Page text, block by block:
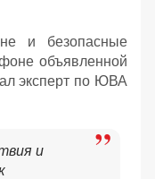
и безопасные
объявленной
эксперт по ЮВА
и